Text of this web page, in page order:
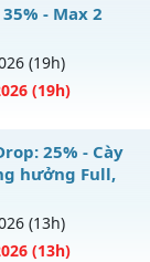
- Max 2
(19h)
(19h)
New
vào 19h
25% - Cày
hưởng Full,
(13h)
(13h)